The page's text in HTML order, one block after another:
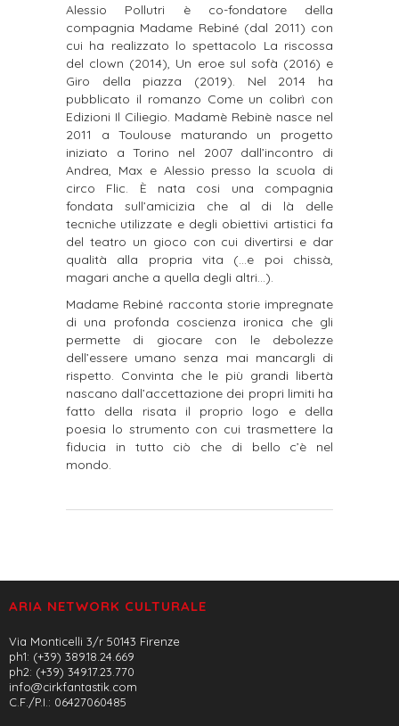
Alessio Pollutri è co-fondatore della
compagnia Madame Rebiné (dal 2011) con
cui ha realizzato lo spettacolo La riscossa
del clown (2014), Un eroe sul sofà (2016) e
Giro della piazza (2019). Nel 2014 ha
pubblicato il romanzo Come un colibrì con
Edizioni Il Ciliegio. Madamè Rebinè nasce nel
2011 a Toulouse maturando un progetto
iniziato a Torino nel 2007 dall’incontro di
Andrea, Max e Alessio presso la scuola di
circo Flic. È nata cosi una compagnia
fondata sull’amicizia che al di là delle
tecniche utilizzate e degli obiettivi artistici fa
del teatro un gioco con cui divertirsi e dar
qualità alla propria vita (…e poi chissà,
magari anche a quella degli altri…).
Madame Rebiné racconta storie impregnate
di una profonda coscienza ironica che gli
permette di giocare con le debolezze
dell’essere umano senza mai mancargli di
rispetto. Convinta che le più grandi libertà
nascano dall’accettazione dei propri limiti ha
fatto della risata il proprio logo e della
poesia lo strumento con cui trasmettere la
fiducia in tutto ciò che di bello c’è nel
mondo.
ARIA NETWORK CULTURALE
Via Monticelli 3/r 50143 Firenze
ph1: (+39) 389.18.24.669
ph2: (+39) 349.17.23.770
info@cirkfantastik.com
C.F./P.I.: 06427060485